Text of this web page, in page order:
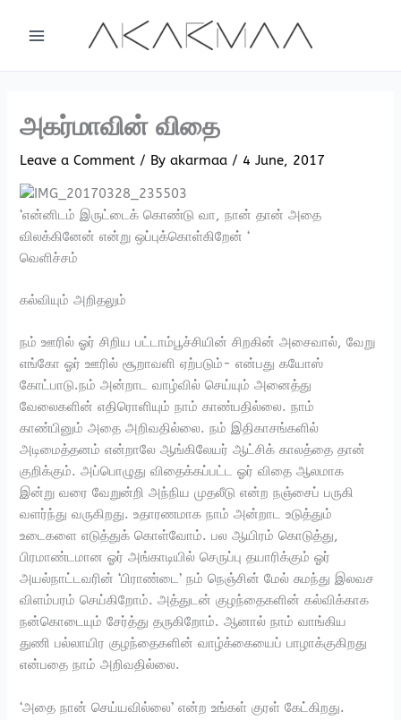
அகர்மாவின் விதை
Leave a Comment / Byakarmaa / 4 June, 2017
‘என்னிடம் இருட்டைக் கொண்டு வா, நான் தான் அதை
விலக்கினேன் என்று ஒப்புக்கொள்கிறேன் ‘
வெளிச்சம்
கல்வியும் அறிதலும்
நம் ஊரில் ஓர் சிறிய பட்டாம்பூச்சியின் சிறகின் அசைவால், வேறு
எங்கோ ஓர் ஊரில் சூறாவளி ஏற்படும்- என்பது கயோஸ்
கோட்பாடு.நம் அன்றாட வாழ்வில் செய்யும் அனைத்து
வேலைகளின் எதிரொளியும் நாம் காண்பதில்லை. நாம்
காண்பினும் அதை அறிவதில்லை. நம் இதிகாசங்களில்
அடிமைத்தனம் என்றாலே ஆங்கிலேயர் ஆட்சிக் காலத்தை தான்
குறிக்கும். அப்பொழுது விதைக்கப்பட்ட ஓர் விதை ஆலமாக
இன்று வரை வேறுன்றி அந்நிய முதலீடு என்ற நஞ்சைப் பருகி
வளர்ந்து வருகிறது. உதாரணமாக நாம் அன்றாட உடுத்தும்
உடைகளை எடுத்துக் கொள்வோம். பல ஆயிரம் கொடுத்து,
பிரமாண்டமான ஓர் அங்காடியில் செருப்பு தயாரிக்கும் ஓர்
அயல்நாட்டவரின் ‘பிராண்டை’ நம் நெஞ்சின் மேல் சுமந்து இலவச
விளம்பரம் செய்கிறோம். அத்துடன் குழந்தைகளின் கல்விக்காக
நன்கொடையும் சேர்த்து தருகிறோம். ஆனால் நாம் வாங்கிய
துணி பல்லாயிர குழந்தைகளின் வாழ்க்கையைப் பாழாக்குகிறது
என்பதை நாம் அறிவதில்லை.
‘அதை நான் செய்யவில்லை’ என்ற உங்கள் குரள் கேட்கிறது.